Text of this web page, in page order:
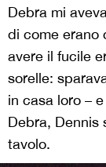
Debra mi
di come erano
avere il fucile
sorelle:
in casa loro –
Debra, Dennis
tavolo.